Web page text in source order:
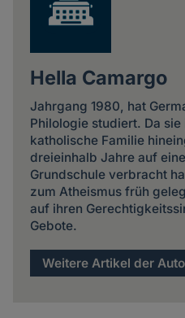
Hella Camargo
Jahrgang 1980, hat
Philologie studiert. Da
katholische Familie
dreieinhalb Jahre auf
Grundschule verbracht
zum Atheismus früh
auf ihren
Gebote.
Weitere Artikel der